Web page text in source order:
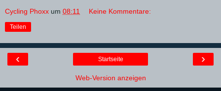
Cycling Phoxx um 08:11 Keine Kommentare:
Teilen
‹ ›
Startseite
Web-Version anzeigen